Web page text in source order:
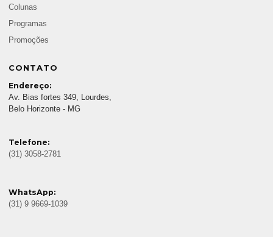
Colunas
Programas
Promoções
CONTATO
Endereço:
Av. Bias fortes 349, Lourdes,
Belo Horizonte - MG
Telefone:
(31) 3058-2781
WhatsApp:
(31) 9 9669-1039